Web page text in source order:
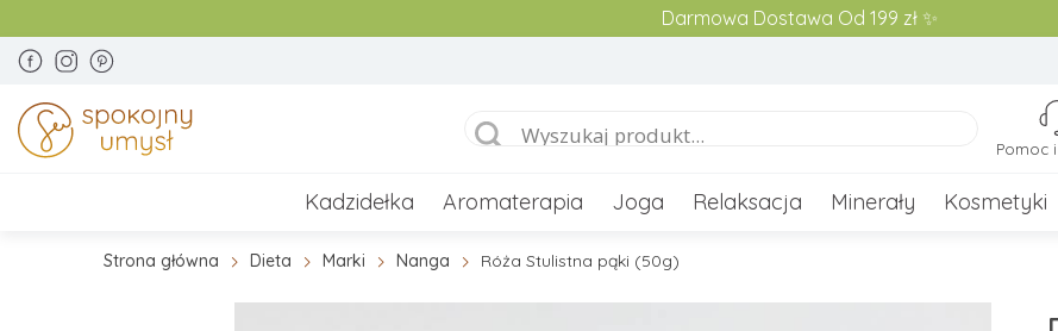
Darmowa Dostawa Od 199 zł ✨
Pomoc
Kadzidełka Aromaterapia Joga Relaksacja Minerały Kosmetyki
Strona główna Dieta Marki Nanga Róża Stulistna pąki (50g)